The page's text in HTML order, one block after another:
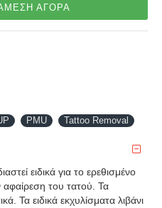
ΑΓΟΡΑ
PMU Tattoo Removal
ειδικά για το ερεθισμένο
αφαίρεση του τατού. Τα
Τα ειδικά εκχυλίσματα λιβάνι